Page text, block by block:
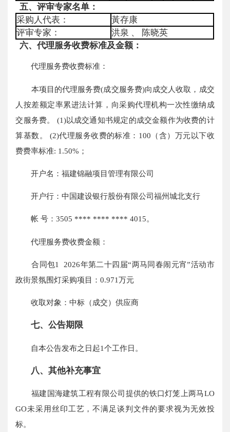
五、评审专家名单：
采购人代表：
黃存康
评审专家：
洪泉 、 陈晓英
六、代理服务收费标准及金额：
代理服务费收费标准：
本项目的代理服务费(成交服务费)向成交人收取，成交
人按差额定率累进法计算，向采购代理机构一次性缴纳成
交服务费。 (1)以成交通知书规定的成交金额作为收费的计
算基数。 (2)代理服务收费的标准：100（含）万元以下收
费费率标准: 1.50%；
开户名：福建锦融项目管理有限公司
开户行：中国建设银行股份有限公司福州城北支行
帐 号：3505 **** **** **** 4015。
代理服务费收费金额：
合同包1 2026年第二十四届“两马同春闹元宵”活动市
政街景氛围灯采购项目：0.971万元
收取对象：中标（成交）供应商
七、公告期限
自本公告发布之日起1个工作日。
八、其他补充事宜
福建国海建筑工程有限公司提供的铁口灯笼上两马LO
GO未采用丝印工艺，不满足谈判文件的要求视为无效投
标。